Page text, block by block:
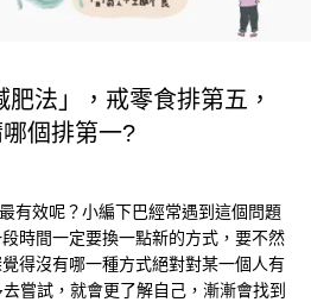
肥法」，戒零食排第五，
個排第一?
有效呢？小編下巴經常遇到這個問題
時間一定要換一點新的方式，要不然
得沒有哪一種方式絕對對某一個人有
嘗試，就會更了解自己，漸漸會找到